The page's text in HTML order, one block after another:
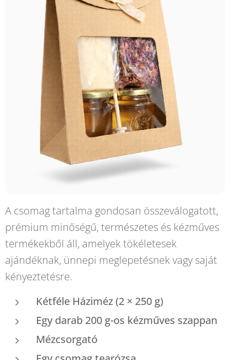
A csomag tartalma gondosan összeválogatott,
prémium minőségű, természetes és kézműves
termékekből áll, amelyek tökéletesek
ajándéknak, ünnepi meglepetésnek vagy saját
kényeztetésre.
Kétféle Háziméz (2 × 250 g)
Egy darab 200 g-os kézműves szappan
Mézcsorgató